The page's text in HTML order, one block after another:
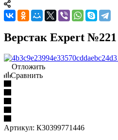
Верстак Expert №221
Отложить
Сравнить
Артикул: К30399771446